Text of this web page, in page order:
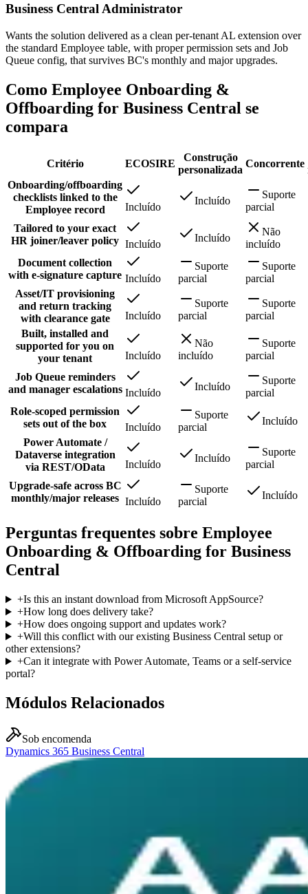
Business Central Administrator
Wants the solution delivered as a clean per-tenant AL extension over
the standard Employee table, with proper permission sets and Job
Queue config, that survives BC's monthly and major upgrades.
Como Employee Onboarding &
Offboarding for Business Central se
compara
Critério ECOSIRE
Construção
personalizada
Concorrente
Onboarding/offboarding
checklists linked to the
Employee record
Incluído
Incluído
Suporte
parcial
Tailored to your exact
HR joiner/leaver policy Incluído
Incluído
Não
incluído
Document collection
with e-signature capture Incluído
Suporte
parcial
Suporte
parcial
Asset/IT provisioning
and return tracking
with clearance gate
Incluído
Suporte
parcial
Suporte
parcial
Built, installed and
supported for you on
your tenant
Incluído
Não
incluído
Suporte
parcial
Job Queue reminders
and manager escalations Incluído
Incluído
Suporte
parcial
Role-scoped permission
sets out of the box
Incluído
Suporte
parcial
Incluído
Power Automate /
Dataverse integration
via REST/OData
Incluído
Incluído
Suporte
parcial
Upgrade-safe across BC
monthly/major releases Incluído
Suporte
parcial
Incluído
Perguntas frequentes sobre Employee
Onboarding & Offboarding for Business
Central
+Is this an instant download from Microsoft AppSource?
+How long does delivery take?
+How does ongoing support and updates work?
+Will this conflict with our existing Business Central setup or
other extensions?
+Can it integrate with Power Automate, Teams or a self-service
portal?
Módulos Relacionados
Sob encomenda
Dynamics 365 Business Central